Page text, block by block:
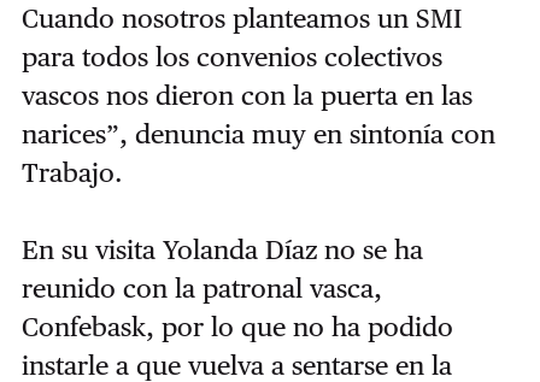
Cuando nosotros planteamos un SMI
para todos los convenios colectivos
vascos nos dieron con la puerta en las
narices”, denuncia muy en sintonía con
Trabajo.
En su visita Yolanda Díaz no se ha
reunido con la patronal vasca,
Confebask, por lo que no ha podido
instarle a que vuelva a sentarse en la